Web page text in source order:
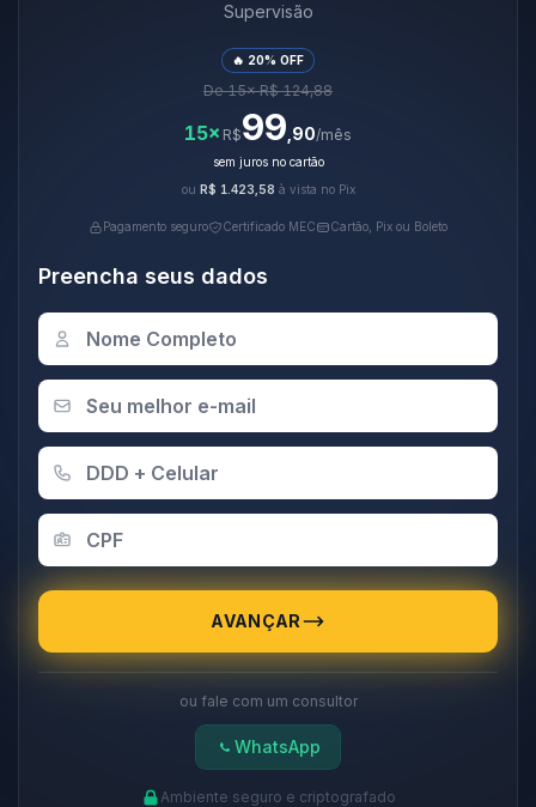
Supervisão
🔥 20% OFF
De 15× R$ 124,88
15× R$99 ,90/mês
sem juros no cartão
ou R$ 1.423,58 à vista no Pix
Pagamento seguro Certificado MEC Cartão, Pix ou Boleto
Preencha seus dados
AVANÇAR
ou fale com um consultor
WhatsApp
Ambiente seguro e criptografado